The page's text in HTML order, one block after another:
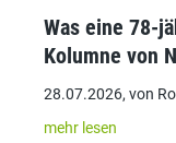
Was eine 78-
Kolumne von
28.07.2026, von
mehr lesen